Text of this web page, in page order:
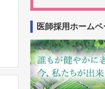
医師採用ホーム